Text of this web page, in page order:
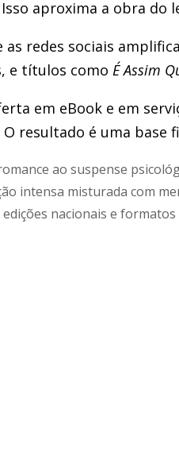
aproxima a obra do
as redes sociais
e títulos como É Assim
em eBook e em
O resultado é uma
ao suspense
intensa misturada com
edições nacionais e formatos